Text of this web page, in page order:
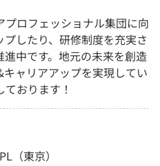
ロフェッショナル集団に向
したり、研修制度を充実さ
中です。地元の未来を創造
ャリアアップを実現してい
おります！
（東京）